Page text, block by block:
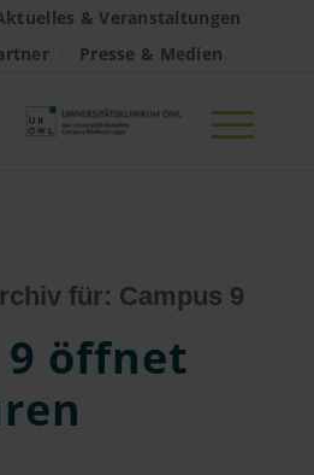
& Veranstaltungen
Presse & Medien
für: Campus 9
9 öffnet